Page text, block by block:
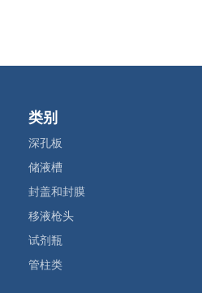
类别
深孔板
储液槽
封盖和封膜
移液枪头
试剂瓶
管柱类